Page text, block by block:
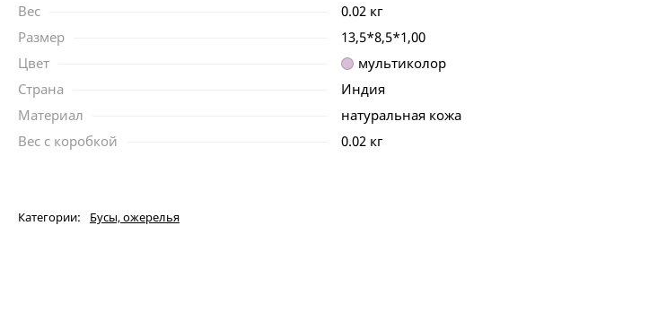
Вес
0.02 кг
Размер
13,5*8,5*1,00
Цвет
мультиколор
Страна
Индия
Материал
натуральная кожа
Вес с коробкой
0.02 кг
Категории: Бусы, ожерелья